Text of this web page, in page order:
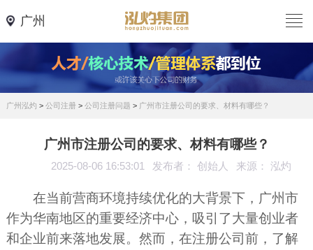
广州
广州泓灼 > 公司注册> 公司注册问题 > 广州市注册公司的要求、材料有哪些？
广州市注册公司的要求、材料有哪些？
2025-08-06 16:53:01 发布者： 创始人 来源： 泓灼
在当前营商环境持续优化的大背景下，广州市
作为华南地区的重要经济中心，吸引了大量创业者
和企业前来落地发展。然而，在注册公司前，了解